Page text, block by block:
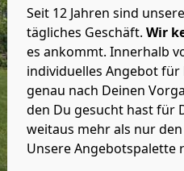
Seit 12 Jahren sind
tägliches Geschäft. Wir
es ankommt. Innerhalb
individuelles Angebot für
genau nach Deinen
den Du gesucht hast für
weitaus mehr als nur
Unsere Angebotspalette